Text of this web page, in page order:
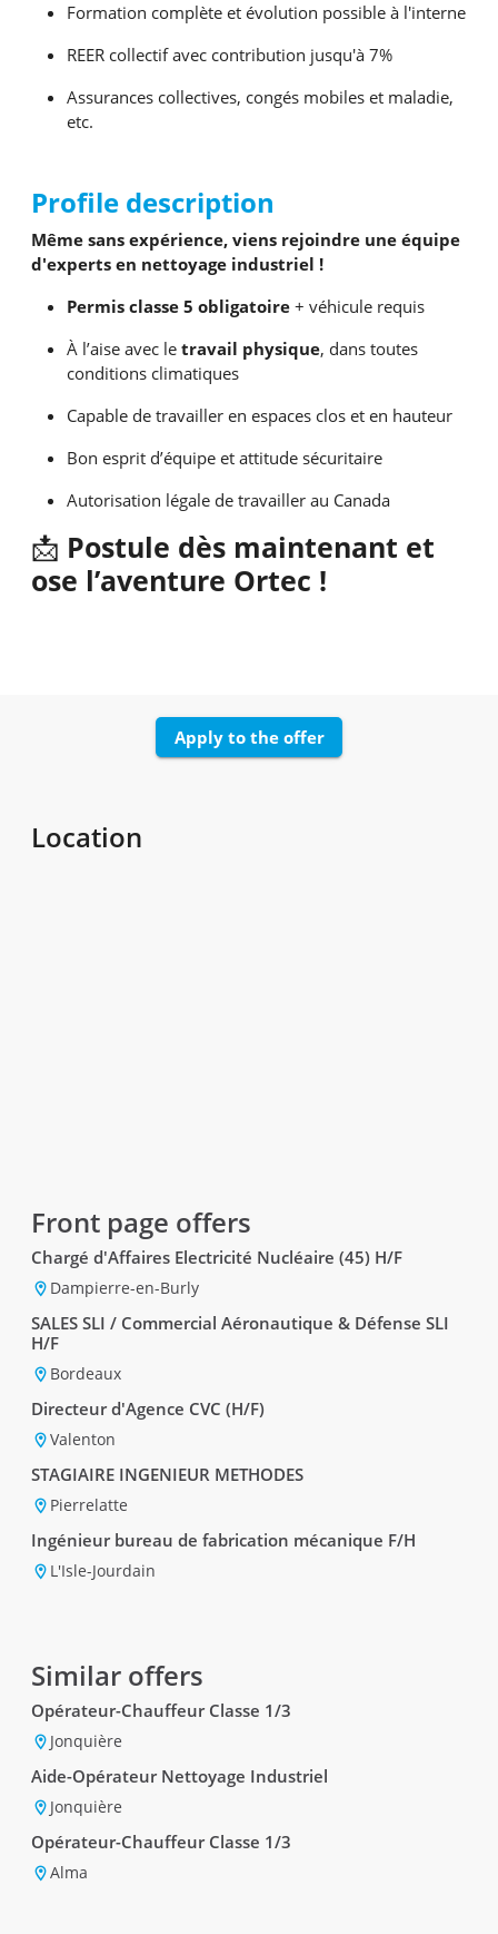
Formation complète et évolution possible à l'interne
REER collectif avec contribution jusqu'à 7%
Assurances collectives, congés mobiles et maladie,
etc.
Profile description
Même sans expérience, viens rejoindre une équipe
d'experts en nettoyage industriel !
Permis classe 5 obligatoire + véhicule requis
À l’aise avec le travail physique, dans toutes
conditions climatiques
Capable de travailler en espaces clos et en hauteur
Bon esprit d’équipe et attitude sécuritaire
Autorisation légale de travailler au Canada
📩 Postule dès maintenant et
ose l’aventure Ortec !
Apply to the offer
Location
Front page offers
Chargé d'Affaires Electricité Nucléaire (45) H/F
Dampierre-en-Burly
SALES SLI / Commercial Aéronautique & Défense SLI
H/F
Bordeaux
Directeur d'Agence CVC (H/F)
Valenton
STAGIAIRE INGENIEUR METHODES
Pierrelatte
Ingénieur bureau de fabrication mécanique F/H
L'Isle-Jourdain
Similar offers
Opérateur-Chauffeur Classe 1/3
Jonquière
Aide-Opérateur Nettoyage Industriel
Jonquière
Opérateur-Chauffeur Classe 1/3
Alma